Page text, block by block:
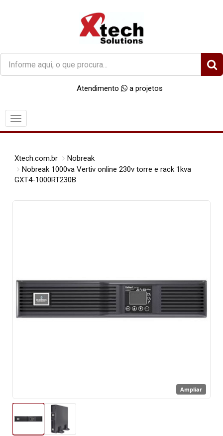
O
que
você
Atendimento a projetos
Menu
Xtech.com.br
Nobreak
Nobreak 1000va Vertiv online 230v torre e rack 1kva
GXT4-1000RT230B
Ampliar